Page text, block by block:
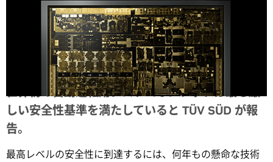
世界初の自動運転用システムオンチップは最も厳
しい安全性基準を満たしていると TÜV SÜD が報
告。
最高レベルの安全性に到達するには、何年もの懸命な技術